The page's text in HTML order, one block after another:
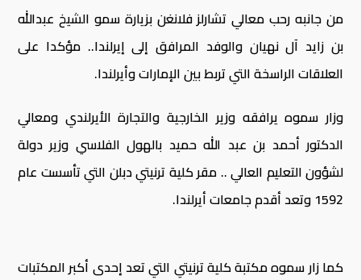
من جانبه رحب معالي تشارلز فلانغن بزيارة سمو الشيخ عبدالله
بن زايد آل نهيان والوفد المرافق إلى إيرلندا.. مؤكدا على
العلاقات الراسخة التي تربط بين الإمارات وأيرلندا.
وزار سموه يرافقه وزير الخارجية والتجارة الأيرلندي ومعالي
الدكتور أحمد بن عبد الله حميد بالهول الفلاسي وزير دولة
لشؤون التعليم العالي .. مقر كلية ترنيتي دبلن التي تأسست عام
1592 وتعد أقدم جامعات أيرلندا.
كما زار سموه مكتبة كلية ترنيتي التي تعد إحدى أكبر المكتبات